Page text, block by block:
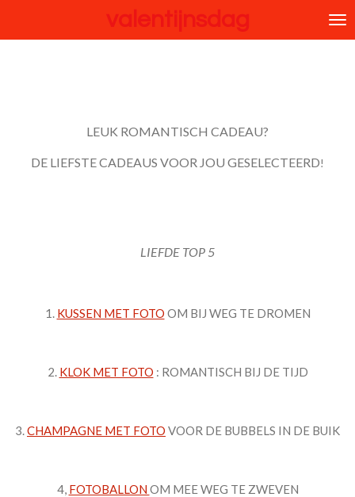
valentijnsdag
LEUK ROMANTISCH CADEAU?
DE LIEFSTE CADEAUS VOOR JOU GESELECTEERD!
LIEFDE TOP 5
1. KUSSEN MET FOTO OM BIJ WEG TE DROMEN
2. KLOK MET FOTO : ROMANTISCH BIJ DE TIJD
3.CHAMPAGNE MET FOTO VOOR DE BUBBELS IN DE BUIK
4, FOTOBALLONOM MEE WEG TE ZWEVEN